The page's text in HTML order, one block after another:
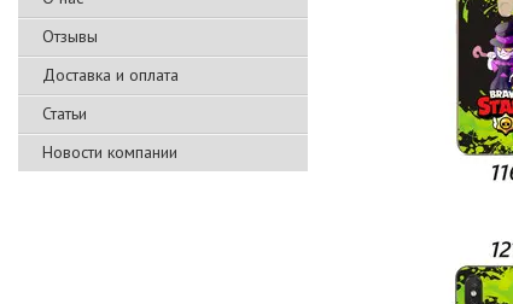
Отзывы
Доставка и оплата
Статьи
Новости компании